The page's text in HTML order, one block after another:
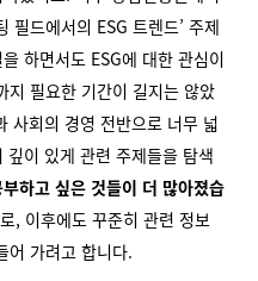
필드에서의 ESG 트렌드’ 주제
하면서도 ESG에 대한 관심이
지 필요한 기간이 길지는 않았
사회의 경영 전반으로 너무 넓
이 있게 관련 주제들을 탐색
하고 싶은 것들이 더 많아졌습
, 이후에도 꾸준히 관련 정보
어 가려고 합니다.